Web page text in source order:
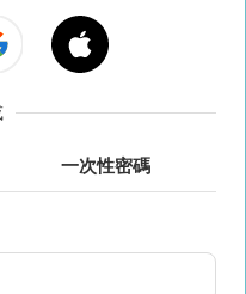
一次性密碼